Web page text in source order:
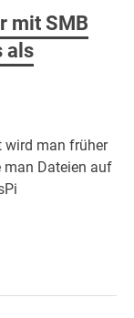
mit SMB
als
wird man früher
man Dateien auf